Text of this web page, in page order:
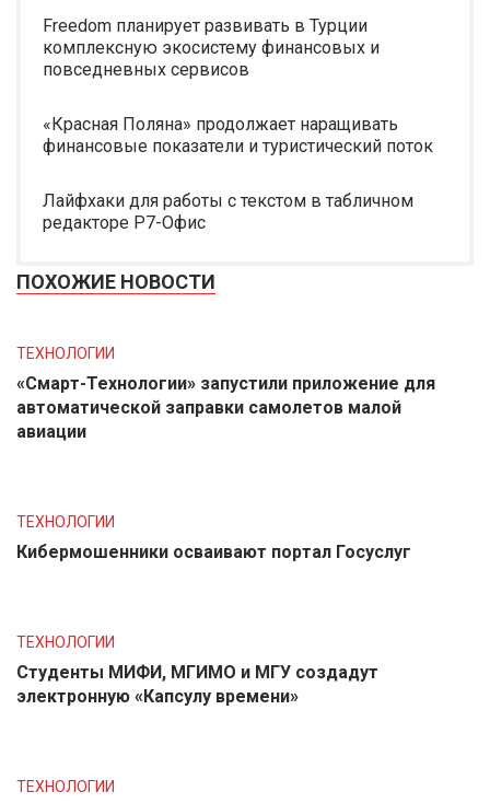
Freedom планирует развивать в Турции
комплексную экосистему финансовых и
повседневных сервисов
«Красная Поляна» продолжает наращивать
финансовые показатели и туристический поток
Лайфхаки для работы с текстом в табличном
редакторе Р7-Офис
ПОХОЖИЕ НОВОСТИ
ТЕХНОЛОГИИ
«Смарт-Технологии» запустили приложение для
автоматической заправки самолетов малой
авиации
ТЕХНОЛОГИИ
Кибермошенники осваивают портал Госуслуг
ТЕХНОЛОГИИ
Студенты МИФИ, МГИМО и МГУ создадут
электронную «Капсулу времени»
ТЕХНОЛОГИИ